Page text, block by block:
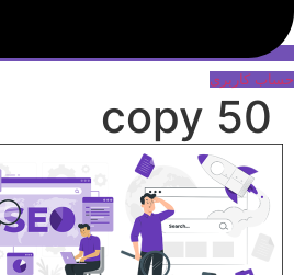
حساب کاربری
50 copy